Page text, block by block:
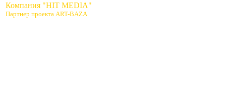
Компания "HIT MEDIA"
Партнер проекта ART-BAZA